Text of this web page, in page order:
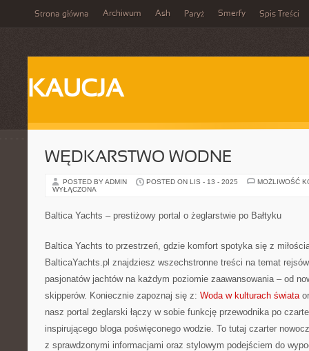
Strona główna Archiwum Ash Paryż Smerfy Spis Treści
KAUCJA
WĘDKARSTWO WODNE
POSTED BY ADMIN POSTED ON LIS - 13 - 2025
MOŻLIWOŚĆ
WYŁĄCZONA
Baltica Yachts – prestiżowy portal o żeglarstwie po Bałtyku
Baltica Yachts to przestrzeń, gdzie komfort spotyka się z
BalticaYachts.pl znajdziesz wszechstronne treści na temat
pasjonatów jachtów na każdym poziomie zaawansowania – od
skipperów. Koniecznie zapoznaj się z: Woda w kulturach świata
nasz portal żeglarski łączy w sobie funkcję przewodnika po
inspirującego bloga poświęconego wodzie. To tutaj czarter
z sprawdzonymi informacjami oraz stylowym podejściem do